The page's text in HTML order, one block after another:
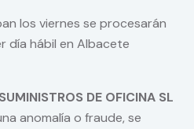
los viernes se procesarán
día hábil en Albacete
DE OFICINA SL
anomalía o fraude, se